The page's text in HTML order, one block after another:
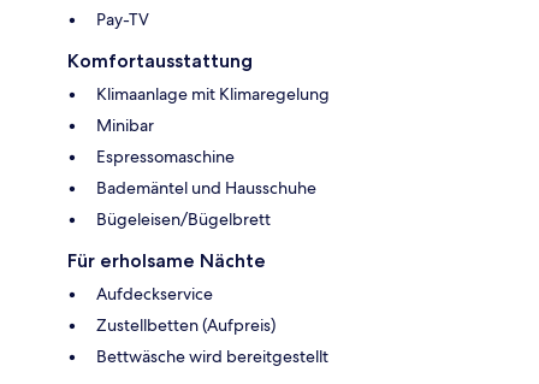
Pay-TV
Komfortausstattung
Klimaanlage mit Klimaregelung
Minibar
Espressomaschine
Bademäntel und Hausschuhe
Bügeleisen/Bügelbrett
Für erholsame Nächte
Aufdeckservice
Zustellbetten (Aufpreis)
Bettwäsche wird bereitgestellt